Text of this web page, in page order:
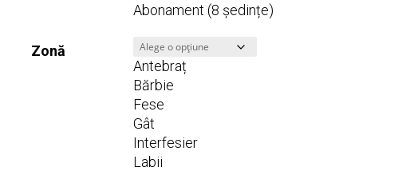
Abonament (8 ședințe)
Zonă
Antebraț
Bărbie
Fese
Gât
Interfesier
Labii